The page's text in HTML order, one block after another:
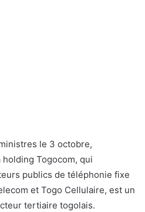
le 3 octobre,
holding Togocom, qui
publics de téléphonie fixe
et Togo Cellulaire, est un
tertiaire togolais.